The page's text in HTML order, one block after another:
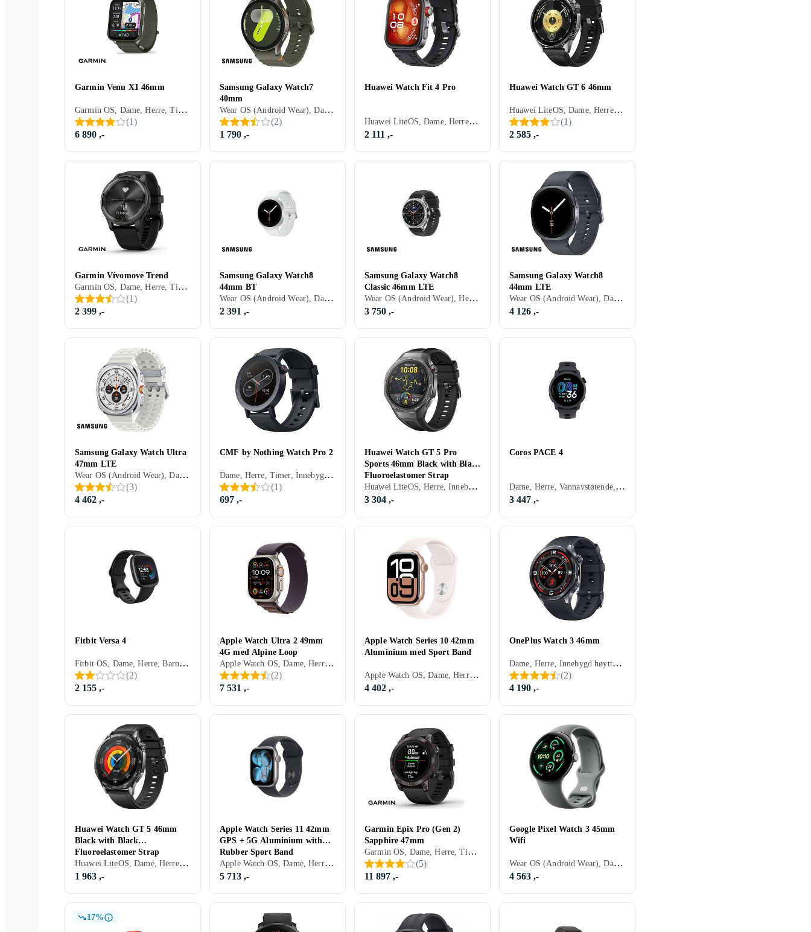
Garmin Venu X1 46mm
Garmin OS, Dame, Herre, Timer, Vannavstøtende, ANT+, Vibrasjonsvarsel., Innebygd mikrofon, Berøringsskjerm, Fargeskjerm, Alltid på skjerm, 2025, Garmin Venu, IPX8
(1)
6 890 ,-
Samsung Galaxy Watch7
40mm
Wear OS (Android Wear), Dame, Herre, Innebygd høyttaler, Vannavstøtende, Innebygget trådløs lading, Vibrasjonsvarsel., Innebygd mikrofon, Berøringsskjerm, Fargeskjerm, Vanntett, Alltid på skjerm, 2024, Galaxy Watch 7, IP68
(2)
1 790 ,-
Huawei Watch Fit 4 Pro
Huawei LiteOS, Dame, Herre, Timer, Innebygd høyttaler, Vannavstøtende, Innebygget trådløs lading, Vibrasjonsvarsel., Innebygd mikrofon, Berøringsskjerm, Fargeskjerm, Vanntett, Alltid på skjerm, 2025, Huawei Watch Fit, IP60
2 111 ,-
Huawei Watch GT 6 46mm
Huawei LiteOS, Dame, Herre, Innebygd høyttaler, Vannavstøtende, Innebygget trådløs lading, Vibrasjonsvarsel., Innebygd mikrofon, Berøringsskjerm, 2025, IP69
(1)
2 585 ,-
Garmin Vívomove Trend
Garmin OS, Dame, Herre, Timer, Vannavstøtende, Innebygget trådløs lading, Vibrasjonsvarsel., Berøringsskjerm, Innebygd urverk (hybrid), Vanntett, 2023, Garmin Vivomove, IPX7
(1)
2 399 ,-
Samsung Galaxy Watch8
44mm BT
Wear OS (Android Wear), Dame, Herre, Timer, Innebygd høyttaler, Vannavstøtende, Innebygget trådløs lading, Vibrasjonsvarsel., SOS, Innebygd mikrofon, Berøringsskjerm, Fargeskjerm, Alltid på skjerm, 2025, Galaxy Watch 8, IP68
2 391 ,-
Samsung Galaxy Watch8
Classic 46mm LTE
Wear OS (Android Wear), Herre, Innebygd høyttaler, Vannavstøtende, Innebygget trådløs lading, Vibrasjonsvarsel., SOS, Innebygd mikrofon, Berøringsskjerm, Fargeskjerm, Innebygd urverk (hybrid), eSIM, Alltid på skjerm, 2025, Galaxy Watch 8, IP68
3 750 ,-
Samsung Galaxy Watch8
44mm LTE
Wear OS (Android Wear), Dame, Herre, Innebygd høyttaler, Vannavstøtende, Innebygget trådløs lading, Vibrasjonsvarsel., SOS, Innebygd mikrofon, Berøringsskjerm, Fargeskjerm, eSIM, Alltid på skjerm, 2025, Galaxy Watch 8, IP68
4 126 ,-
Samsung Galaxy Watch Ultra
47mm LTE
Wear OS (Android Wear), Dame, Herre, Innebygd høyttaler, Vannavstøtende, Innebygget trådløs lading, Innebygd mikrofon, Berøringsskjerm, Fargeskjerm, Alltid på skjerm, 2024, Galaxy Watch Ultra, IP68
(3)
4 462 ,-
CMF by Nothing Watch Pro 2
Dame, Herre, Timer, Innebygd høyttaler, Vannavstøtende, Vibrasjonsvarsel., Innebygd mikrofon, 2024, IP68
(1)
697 ,-
Huawei Watch GT 5 Pro
Sports 46mm Black with Black
Fluoroelastomer Strap
Huawei LiteOS, Herre, Innebygd høyttaler, Vannavstøtende, Innebygget trådløs lading, Vibrasjonsvarsel., Innebygd mikrofon, 2024, Huawei Watch GT 5 Pro, IP67
3 304 ,-
Coros PACE 4
Dame, Herre, Vannavstøtende, Innebygd mikrofon, Berøringsskjerm, Fargeskjerm, Alltid på skjerm, 2025
3 447 ,-
Fitbit Versa 4
Fitbit OS, Dame, Herre, Barn, Innebygd høyttaler, Vannavstøtende, Vibrasjonsvarsel., Innebygd mikrofon, Berøringsskjerm, Fargeskjerm, Vanntett, Alltid på skjerm, 2022
(2)
2 155 ,-
Apple Watch Ultra 2 49mm
4G med Alpine Loop
Apple Watch OS, Dame, Herre, Innebygd høyttaler, Vannavstøtende, Innebygget trådløs lading, SOS, Innebygd mikrofon, Berøringsskjerm, Fargeskjerm, eSIM, Vanntett, Alltid på skjerm, 2023, Apple Watch Ultra 2, IPX6
(2)
7 531 ,-
Apple Watch Series 10 42mm
Aluminium med Sport Band
Apple Watch OS, Dame, Herre, Innebygd høyttaler, Vannavstøtende, Innebygget trådløs lading, SOS, Innebygd mikrofon, Berøringsskjerm, Vanntett, Alltid på skjerm, 2024, Apple Watch Series 10, IPX6
4 402 ,-
OnePlus Watch 3 46mm
Dame, Herre, Innebygd høyttaler, Vannavstøtende, Vibrasjonsvarsel., Innebygd mikrofon, Berøringsskjerm, Innebygd urverk (hybrid), 2025, IP68
(2)
4 190 ,-
Huawei Watch GT 5 46mm
Black with Black
Fluoroelastomer Strap
Huawei LiteOS, Dame, Herre, Innebygd høyttaler, Vannavstøtende, Innebygget trådløs lading, Vibrasjonsvarsel., Innebygd mikrofon, 2024, Huawei Watch GT 5
1 963 ,-
Apple Watch Series 11 42mm
GPS + 5G Aluminium with
Rubber Sport Band
Apple Watch OS, Dame, Herre, Timer, Innebygd høyttaler, Vannavstøtende, Innebygget trådløs lading, Vibrasjonsvarsel., SOS, Innebygd mikrofon, Berøringsskjerm, Fargeskjerm, eSIM, Vanntett, Alltid på skjerm, 2025, Apple Watch Series 11, IPX6
5 713 ,-
Garmin Epix Pro (Gen 2)
Sapphire 47mm
Garmin OS, Dame, Herre, Timer, Vannavstøtende, Vibrasjonsvarsel., Berøringsskjerm, Fargeskjerm, Alltid på skjerm, 2023
(5)
11 897 ,-
Google Pixel Watch 3 45mm
Wifi
Wear OS (Android Wear), Dame, Herre, Timer, Innebygd høyttaler, Vannavstøtende, Vibrasjonsvarsel., Innebygd mikrofon, Berøringsskjerm, Fargeskjerm, Alltid på skjerm, 2024, Google Pixel Watch 3, IP68
4 563 ,-
17%